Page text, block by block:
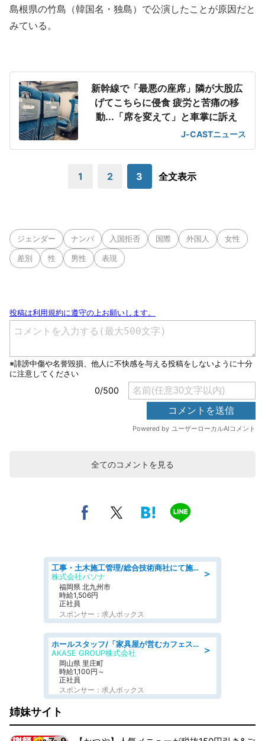
島根県の竹島（韓国名・独島）で公演したことが原因だと
みている。
新幹線で「最悪の座席」隣が大股広
げてこちらに侵食 疲労と苦痛の移
動...「席を変えて」と車掌に訴え
J-CASTニュース
1 2 3 全文表示
ジェンダー ナンパ 入国拒否 国際 外国人 女性
差別 性 男性 表現
全てのコメントを見る
＞
工事・土木施工管理/総合技術商社にて施工管理のお仕事/即日勤務可/車通勤可/工事・土木施工管理/生産・品質管理
株式会社パソナ
福岡県 北九州市
時給1,506円
正社員
スポンサー：求人ボックス
＞
ホールスタッフ/「家具屋が営むカフェスタッフ!」週2日～OK!嬉しいまかない付き/岡山県/浅口郡里庄町
AKASE GROUP株式会社
岡山県 里庄町
時給1,100円～
正社員
スポンサー：求人ボックス
姉妹サイト